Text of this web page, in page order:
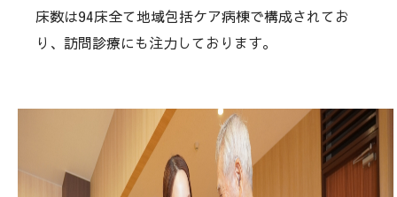
床数は94床全て地域包括ケア病棟で構成されてお
り、訪問診療にも注力しております。